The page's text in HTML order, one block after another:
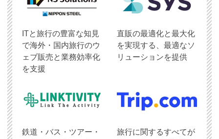
ITと旅行の豊富な知見
で海外・国内旅行のウ
ェブ販売と業務効率化
を支援
直販の最適化と最大化
を実現する、最適なソ
リューションを提供
鉄道・バス・ツアー・
旅行に関するすべてが